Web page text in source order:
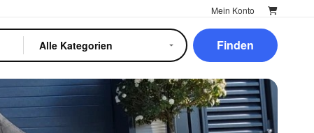
Mein Konto
Finden